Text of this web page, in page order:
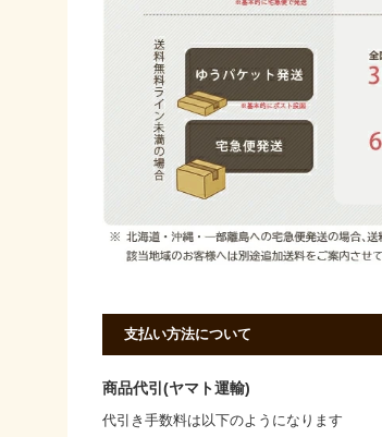
支払い方法について
商品代引(ヤマト運輸)
代引き手数料は以下のようになります